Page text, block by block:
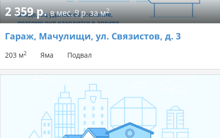
2 359 р.в мес.9 р. за м2
Гараж, Мачулищи, ул. Связистов, д. 3
203 м2 Яма Подвал